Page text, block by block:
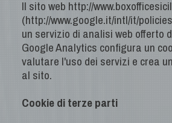
Il sito web http://
(http://www.google.it/intl/it/
un servizio di analisi web offerto
Google Analytics configura un
valutare l'uso dei servizi e crea
al sito.
Cookie di terze parti